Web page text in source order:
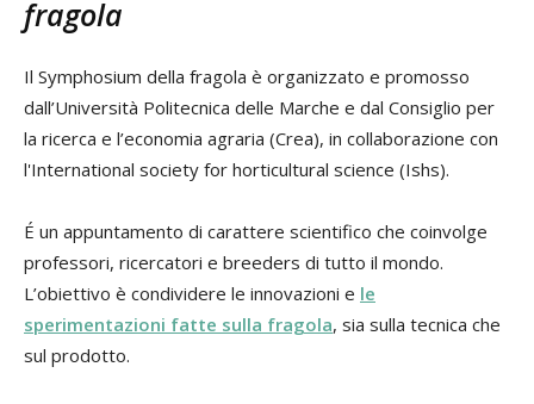
fragola
Il Symphosium della fragola è organizzato e promosso
dall’Università Politecnica delle Marche e dal Consiglio per
la ricerca e l’economia agraria (Crea), in collaborazione con
l'International society for horticultural science (Ishs).
É un appuntamento di carattere scientifico che coinvolge
professori, ricercatori e breeders di tutto il mondo.
L’obiettivo è condividere le innovazioni e le
sperimentazioni fatte sulla fragola, sia sulla tecnica che
sul prodotto.